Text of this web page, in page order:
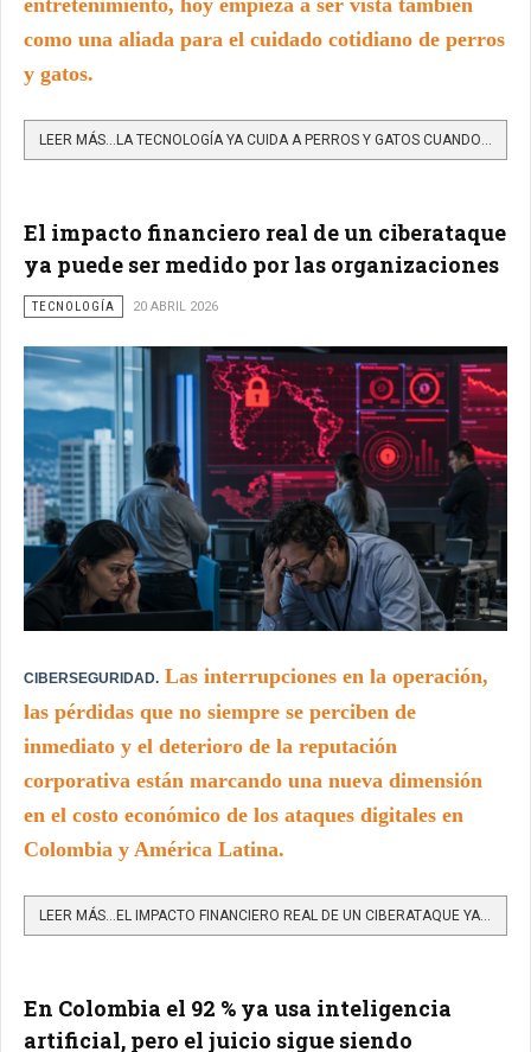
como una aliada para el cuidado cotidiano de perros
y gatos.
El impacto financiero real de un ciberataque
ya puede ser medido por las organizaciones
TECNOLOGÍA 20 ABRIL 2026
CIBERSEGURIDAD. Las interrupciones en la operación,
las pérdidas que no siempre se perciben de
inmediato y el deterioro de la reputación
corporativa están marcando una nueva dimensión
en el costo económico de los ataques digitales en
Colombia y América Latina.
En Colombia el 92 % ya usa inteligencia
artificial, pero el juicio sigue siendo